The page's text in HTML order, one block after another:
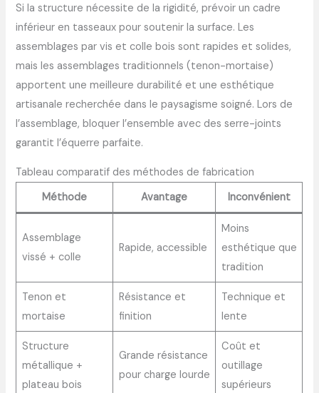
Si la structure nécessite de la rigidité, prévoir un cadre
inférieur en tasseaux pour soutenir la surface. Les
assemblages par vis et colle bois sont rapides et solides,
mais les assemblages traditionnels (tenon-mortaise)
apportent une meilleure durabilité et une esthétique
artisanale recherchée dans le paysagisme soigné. Lors de
l’assemblage, bloquer l’ensemble avec des serre-joints
garantit l’équerre parfaite.
Tableau comparatif des méthodes de fabrication
Méthode
Avantage Inconvénient
Assemblage
vissé + colle
Rapide, accessible
Moins
esthétique que
tradition
Tenon et
mortaise
Résistance et
finition
Technique et
lente
Structure
métallique +
plateau bois
Grande résistance
pour charge lourde
Coût et
outillage
supérieurs